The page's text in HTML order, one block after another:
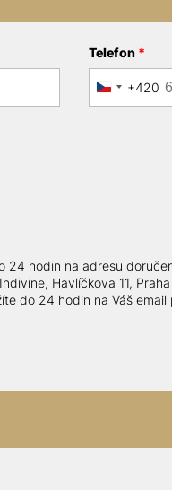
Telefon *
Czechia
+420
+420
24 hodin na adresu
Havlíčkova 11, Praha
do 24 hodin na Váš